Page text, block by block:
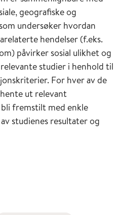
geografiske og
undersøker hvordan
hendelser (f.eks.
påvirker sosial ulikhet og
studier i henhold til
For hver av de
ut relevant
fremstilt med enkle
studienes resultater og